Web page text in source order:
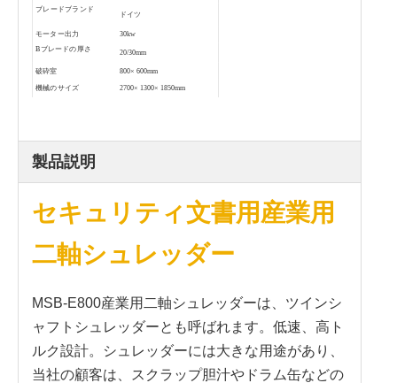
ブレードブランド
ドイツ
モーター出力 30kw
Bブレードの厚さ 20/30mm
破砕室 800× 600mm
機械のサイズ 2700× 1300× 1850mm
製品説明
セキュリティ文書用産業用
二軸シュレッダー
MSB-E800産業用二軸シュレッダーは、ツインシ
ャフトシュレッダーとも呼ばれます。低速、高ト
ルク設計。シュレッダーには大きな用途があり、
当社の顧客は、スクラップ胆汁やドラム缶などの